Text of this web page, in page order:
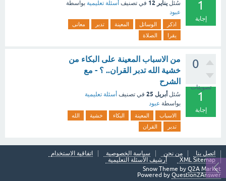
1
إجابة
سُئل يناير 12 في تصنيف أسئلة تعليمية بواسطة
عبود
اذكر الوسائل المعينة تدبر
معانى
يقرا
الصلاة
0
تصويتات
1
إجابة
من الاسباب المعينة على البكاء من
خشية الله تدبر القران.. ؟ - مع
الشرح
سُئل أبريل 25 في تصنيف أسئلة تعليمية
بواسطة عبود
الاسباب المعينة البكاء خشية
الله
تدبر
القران
اتصل بنا من نحن سياسة الخصوصية
اتفاقية الاستخدام
XML Sitemap
أرشيف الأسئلة التعليمية
Snow Theme by Q2A Market
Powered by Question2Answer